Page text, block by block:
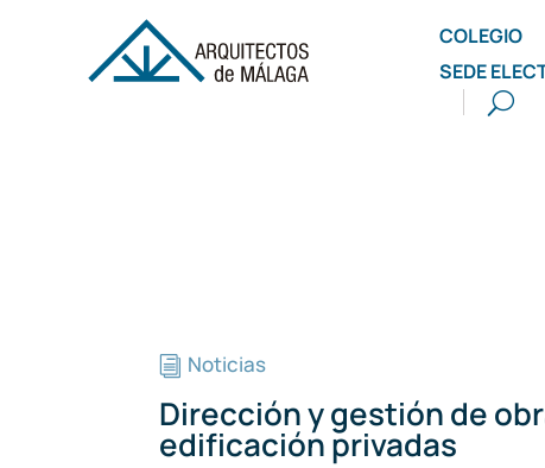
COLEGIO
SEDE
i Noticias
Dirección y gestión de
edificación privadas